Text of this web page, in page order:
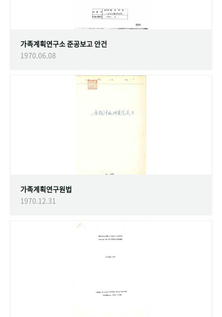
가족계획연구소 준공보고 안건
1970.06.08
가족계획연구원법
1970.12.31